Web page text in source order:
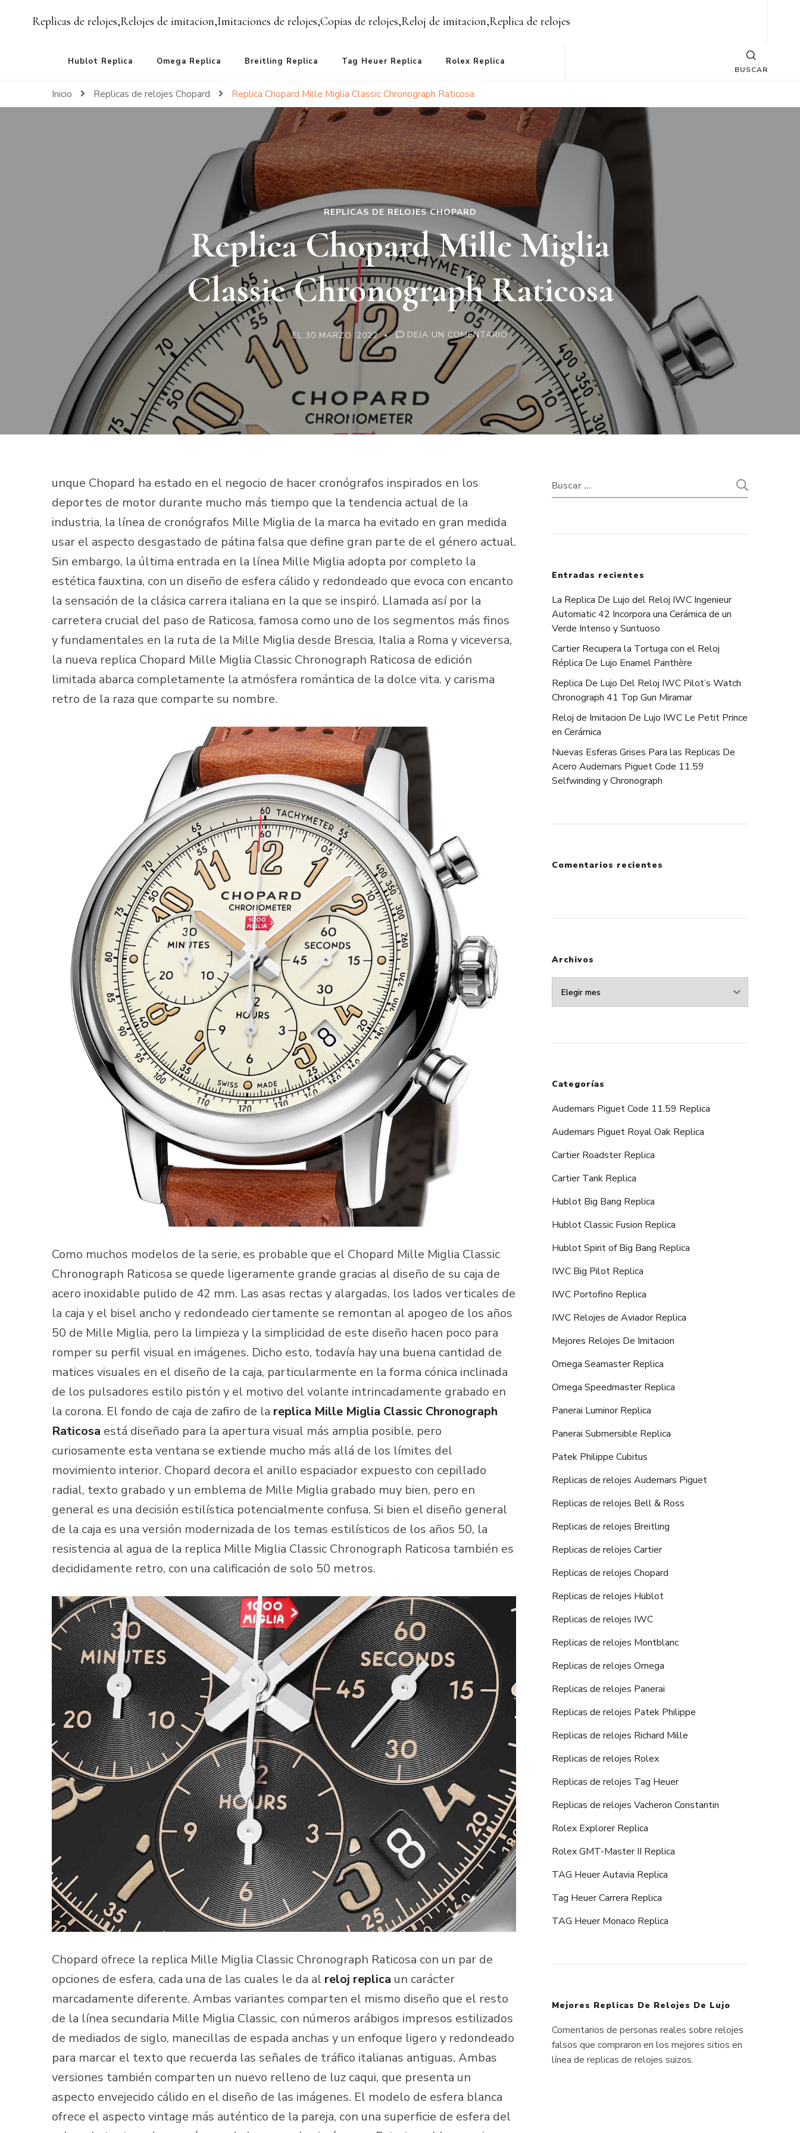
Replicas de relojes,Relojes de imitacion,Imitaciones de relojes,Copias de relojes,Reloj de imitacion,Replica de relojes
Hublot Replica Omega Replica Breitling Replica Tag Heuer Replica Rolex Replica
BUSCAR
Inicio Replicas de relojes Chopard Replica Chopard Mille Miglia Classic Chronograph Raticosa
REPLICAS DE RELOJES CHOPARD
Replica Chopard Mille Miglia
Classic Chronograph Raticosa
EL 30 MARZO, 2022 DEJA UN COMENTARIOEN
REPLICA
CHOPARD
MILLE
MIGLIA
CLASSIC
CHRONOGRAPH
RATICOSA
unque Chopard ha estado en el negocio de hacer cronógrafos inspirados en los
deportes de motor durante mucho más tiempo que la tendencia actual de la
industria, la línea de cronógrafos Mille Miglia de la marca ha evitado en gran medida
usar el aspecto desgastado de pátina falsa que define gran parte de el género actual.
Sin embargo, la última entrada en la línea Mille Miglia adopta por completo la
estética fauxtina, con un diseño de esfera cálido y redondeado que evoca con encanto
la sensación de la clásica carrera italiana en la que se inspiró. Llamada así por la
carretera crucial del paso de Raticosa, famosa como uno de los segmentos más finos
y fundamentales en la ruta de la Mille Miglia desde Brescia, Italia a Roma y viceversa,
la nueva replica Chopard Mille Miglia Classic Chronograph Raticosa de edición
limitada abarca completamente la atmósfera romántica de la dolce vita. y carisma
retro de la raza que comparte su nombre.
Como muchos modelos de la serie, es probable que el Chopard Mille Miglia Classic
Chronograph Raticosa se quede ligeramente grande gracias al diseño de su caja de
acero inoxidable pulido de 42 mm. Las asas rectas y alargadas, los lados verticales de
la caja y el bisel ancho y redondeado ciertamente se remontan al apogeo de los años
50 de Mille Miglia, pero la limpieza y la simplicidad de este diseño hacen poco para
romper su perfil visual en imágenes. Dicho esto, todavía hay una buena cantidad de
matices visuales en el diseño de la caja, particularmente en la forma cónica inclinada
de los pulsadores estilo pistón y el motivo del volante intrincadamente grabado en
la corona. El fondo de caja de zafiro de la replica Mille Miglia Classic Chronograph
Raticosa está diseñado para la apertura visual más amplia posible, pero
curiosamente esta ventana se extiende mucho más allá de los límites del
movimiento interior. Chopard decora el anillo espaciador expuesto con cepillado
radial, texto grabado y un emblema de Mille Miglia grabado muy bien, pero en
general es una decisión estilística potencialmente confusa. Si bien el diseño general
de la caja es una versión modernizada de los temas estilísticos de los años 50, la
resistencia al agua de la replica Mille Miglia Classic Chronograph Raticosa también es
decididamente retro, con una calificación de solo 50 metros.
Chopard ofrece la replica Mille Miglia Classic Chronograph Raticosa con un par de
opciones de esfera, cada una de las cuales le da al reloj replica un carácter
marcadamente diferente. Ambas variantes comparten el mismo diseño que el resto
de la línea secundaria Mille Miglia Classic, con números arábigos impresos estilizados
de mediados de siglo, manecillas de espada anchas y un enfoque ligero y redondeado
para marcar el texto que recuerda las señales de tráfico italianas antiguas. Ambas
versiones también comparten un nuevo relleno de luz caqui, que presenta un
aspecto envejecido cálido en el diseño de las imágenes. El modelo de esfera blanca
ofrece el aspecto vintage más auténtico de la pareja, con una superficie de esfera del
Buscar:
Entradas recientes
La Replica De Lujo del Reloj IWC Ingenieur
Automatic 42 Incorpora una Cerámica de un
Verde Intenso y Suntuoso
Cartier Recupera la Tortuga con el Reloj
Réplica De Lujo Enamel Panthère
Replica De Lujo Del Reloj IWC Pilot’s Watch
Chronograph 41 Top Gun Miramar
Reloj de Imitacion De Lujo IWC Le Petit Prince
en Cerámica
Nuevas Esferas Grises Para las Replicas De
Acero Audemars Piguet Code 11.59
Selfwinding y Chronograph
Comentarios recientes
Archivos
Archivos
Categorías
Audemars Piguet Code 11.59 Replica
Audemars Piguet Royal Oak Replica
Cartier Roadster Replica
Cartier Tank Replica
Hublot Big Bang Replica
Hublot Classic Fusion Replica
Hublot Spirit of Big Bang Replica
IWC Big Pilot Replica
IWC Portofino Replica
IWC Relojes de Aviador Replica
Mejores Relojes De Imitacion
Omega Seamaster Replica
Omega Speedmaster Replica
Panerai Luminor Replica
Panerai Submersible Replica
Patek Philippe Cubitus
Replicas de relojes Audemars Piguet
Replicas de relojes Bell & Ross
Replicas de relojes Breitling
Replicas de relojes Cartier
Replicas de relojes Chopard
Replicas de relojes Hublot
Replicas de relojes IWC
Replicas de relojes Montblanc
Replicas de relojes Omega
Replicas de relojes Panerai
Replicas de relojes Patek Philippe
Replicas de relojes Richard Mille
Replicas de relojes Rolex
Replicas de relojes Tag Heuer
Replicas de relojes Vacheron Constantin
Rolex Explorer Replica
Rolex GMT-Master II Replica
TAG Heuer Autavia Replica
Tag Heuer Carrera Replica
TAG Heuer Monaco Replica
Mejores Replicas De Relojes De Lujo
Comentarios de personas reales sobre relojes
falsos que compraron en los mejores sitios en
línea de replicas de relojes suizos.